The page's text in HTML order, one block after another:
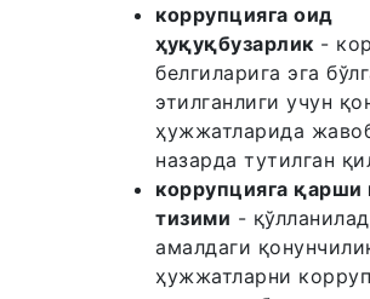
коррупцияга оид
ҳуқуқбузарлик -
белгиларига эга
этилганлиги учун
ҳужжатларида
назарда тутилган
коррупцияга
тизими -
амалдаги
ҳужжатларни